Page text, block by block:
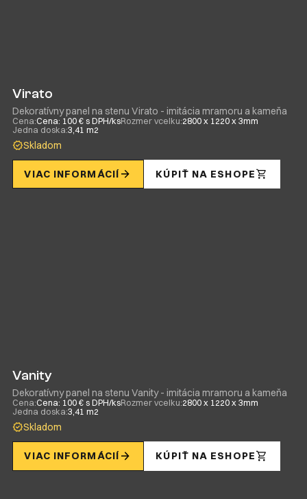
Virato
Dekoratívny panel na stenu Virato - imitácia mramoru a kameňa
Cena:Cena: 100 € s DPH/ksRozmer vcelku:2800 x 1220 x 3mm
Jedna doska:3,41 m2
Skladom
VIAC INFORMÁCIÍ KÚPIŤ NA ESHOPE
Vanity
Dekoratívny panel na stenu Vanity - imitácia mramoru a kameňa
Cena:Cena: 100 € s DPH/ksRozmer vcelku:2800 x 1220 x 3mm
Jedna doska:3,41 m2
Skladom
VIAC INFORMÁCIÍ KÚPIŤ NA ESHOPE